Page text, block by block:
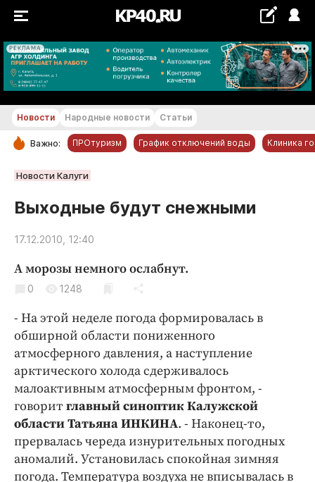
РЕКЛАМА
+27...+28 °С
РУБРИКИ
Новости компаний
Статьи
Авто и транспорт
Криминал
Культура
Недвижимость и ЖКХ
Образование
Общество
Погода
Праздники
Происшествия
Новости Народные новости Статьи
Важно: ПРОтуризм График отключений воды Клиника
Новости Калуги
Выходные будут снежными
17.12.2010, 12:40
А морозы немного ослабнут.
0 1248
- На этой неделе погода формировалась в
обширной области пониженного
атмосферного давления, а наступление
арктического холода сдерживалось
малоактивным атмосферным фронтом, -
говорит главный синоптик Калужской
области Татьяна ИНКИНА. - Наконец-то,
прервалась череда изнурительных погодных
аномалий. Установилась спокойная зимняя
погода. Температура воздуха не вписывалась в